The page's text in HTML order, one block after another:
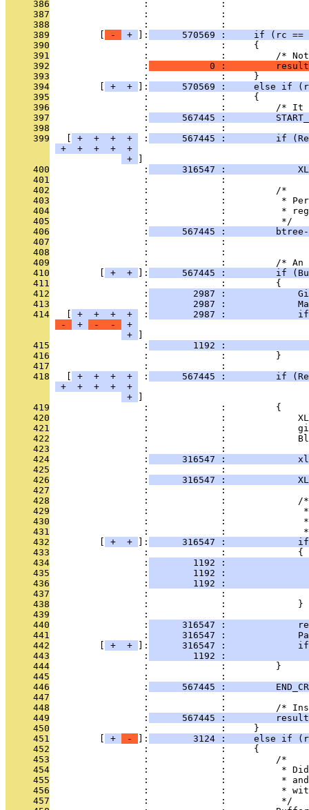
     386
:             :
     387
:             :
     388
                 :             :
     389
- + ]:
570569 :     if (rc ==
     390
                 :             :     {
     391
:             :         /*
     392
                 :
0 :
     393
                 :             :     }
     394
+ + ]:
570569 :     else if
     395
                 :             :     {
     396
:             :         /*
     397
                 :
567445 :
     398
                 :             :
     399
+ + + + :
567445 :         if
+
+ + +
+
+
     400
                 :
316547 :
     401
                 :             :
     402
                 :             :         /*
     403
:             :          *
     404
:             :          *
     405
                 :             :          */
     406
                 :
567445 :
     407
:             :
     408
                 :             :
     409
:             :         /*
     410
+ + ]:
567445 :         if
     411
                 :             :         {
     412
                 :
2987 :
     413
                 :
2987 :
     414
+ + + + :
2987 :
-
+ - -
+
+
     415
                 :
1192 :
     416
                 :             :         }
     417
                 :             :
     418
+ + + + :
567445 :         if
+
+ + +
+
+
     419
                 :             :         {
     420
:             :
     421
:             :
     422
:             :
     423
                 :             :
     424
                 :
316547 :
     425
                 :             :
     426
                 :
316547 :
     427
                 :             :
     428
                 :             :             /*
     429
:             :
     430
:             :
     431
:             :
     432
+ + ]:
316547 :
     433
                 :             :             {
     434
                 :
1192 :
     435
                 :
1192 :
     436
                 :
1192 :
     437
:             :
     438
                 :             :             }
     439
                 :             :
     440
                 :
316547 :
     441
                 :
316547 :
     442
+ + ]:
316547 :
     443
                 :
1192 :
     444
                 :             :         }
     445
                 :             :
     446
                 :
567445 :
     447
                 :             :
     448
:             :         /*
     449
                 :
567445 :
     450
                 :             :     }
     451
+ - ]:
3124 :     else if
     452
                 :             :     {
     453
                 :             :         /*
     454
:             :          *
     455
:             :          *
     456
:             :          *
     457
                 :             :          */